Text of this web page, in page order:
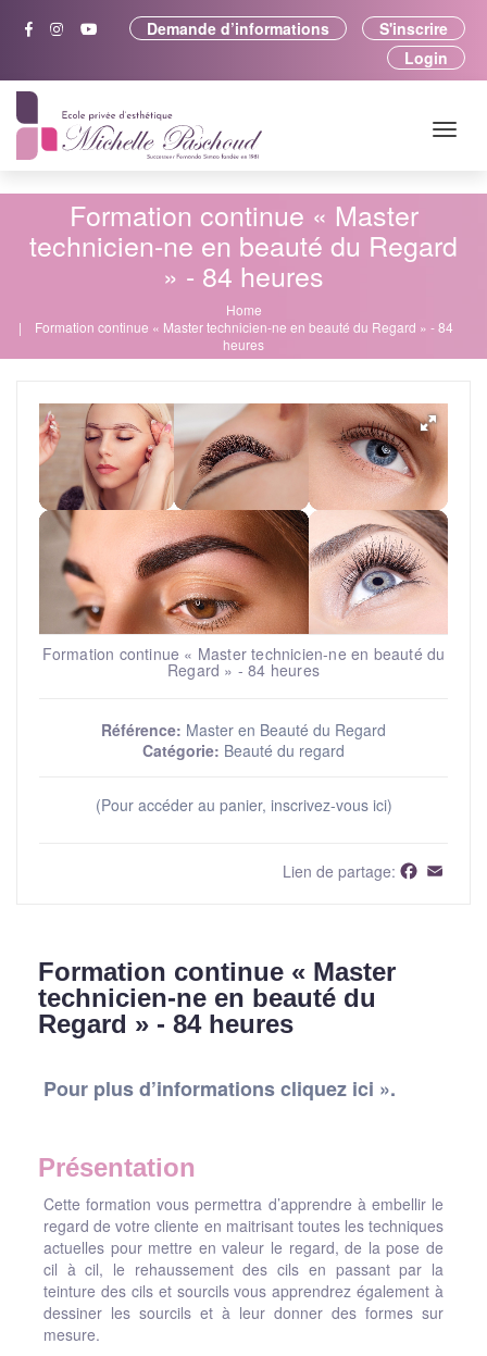
Demande d’informations
S'inscrire
Login
Formation continue « Master
technicien-ne en beauté du Regard
» - 84 heures
Home
Formation continue « Master technicien-ne en beauté du Regard » - 84
heures
Formation continue « Master technicien-ne en beauté du
Regard » - 84 heures
Référence: Master en Beauté du Regard
Catégorie: Beauté du regard
(Pour accéder au panier, inscrivez-vous ici)
Lien de partage: Facebook
Formation continue « Master
technicien-ne en beauté du
Regard » - 84 heures
Pour plus d’informations cliquez ici ».
Présentation
Cette formation vous permettra d’apprendre à embellir le
regard de votre cliente en maitrisant toutes les techniques
actuelles pour mettre en valeur le regard, de la pose de
cil à cil, le rehaussement des cils en passant par la
teinture des cils et sourcils vous apprendrez également à
dessiner les sourcils et à leur donner des formes sur
mesure.